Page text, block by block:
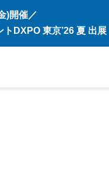
)開催／
DXPO 東京’26 夏 出展